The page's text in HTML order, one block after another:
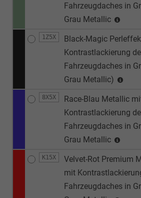
Fahrzeugdaches in
Grau Metallic
1Z5X
Black-Magic
Kontrastlackierung
Fahrzeugdaches in
Grau Metallic)
8X5X
Race-Blau Metallic
Kontrastlackierung
Fahrzeugdaches in
Grau Metallic
K15X
Velvet-Rot Premium
mit
Fahrzeugdaches in